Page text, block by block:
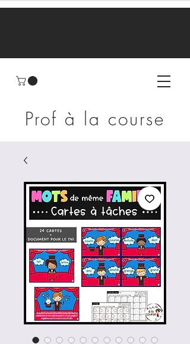
Prof à la course